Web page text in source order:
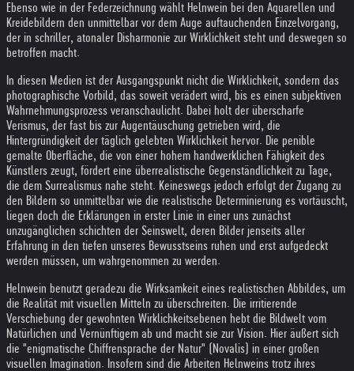
Ebenso wie in der Federzeichnung wählt Helnwein bei den Aquarellen und
Kreidebildern den unmittelbar vor dem Auge auftauchenden Einzelvorgang,
der in schriller, atonaler Disharmonie zur Wirklichkeit steht und deswegen so
betroffen macht.
In diesen Medien ist der Ausgangspunkt nicht die Wirklichkeit, sondern das
photographische Vorbild, das soweit verädert wird, bis es einen subjektiven
Wahrnehmungsprozess veranschaulicht. Dabei holt der überscharfe
Verismus, der fast bis zur Augentäuschung getrieben wird, die
Hintergründigkeit der täglich gelebten Wirklichkeit hervor. Die penible
gemalte Oberfläche, die von einer hohem handwerklichen Fähigkeit des
Künstlers zeugt, fördert eine überrealistische Gegenständlichkeit zu Tage,
die dem Surrealismus nahe steht. Keineswegs jedoch erfolgt der Zugang zu
den Bildern so unmittelbar wie die realistische Determinierung es vortäuscht,
liegen doch die Erklärungen in erster Linie in einer uns zunächst
unzugänglichen schichten der Seinswelt, deren Bilder jenseits aller
Erfahrung in den tiefen unseres Bewusstseins ruhen und erst aufgedeckt
werden müssen, um wahrgenommen zu werden.
Helnwein benutzt geradezu die Wirksamkeit eines realistischen Abbildes, um
die Realität mit visuellen Mitteln zu überschreiten. Die irritierende
Verschiebung der gewohnten Wirklichkeitsebenen hebt die Bildwelt vom
Natürlichen und Vernünftigem ab und macht sie zur Vision. Hier äußert sich
die "enigmatische Chiffrensprache der Natur" (Novalis) in einer großen
visuellen Imagination. Insofern sind die Arbeiten Helnweins trotz ihres